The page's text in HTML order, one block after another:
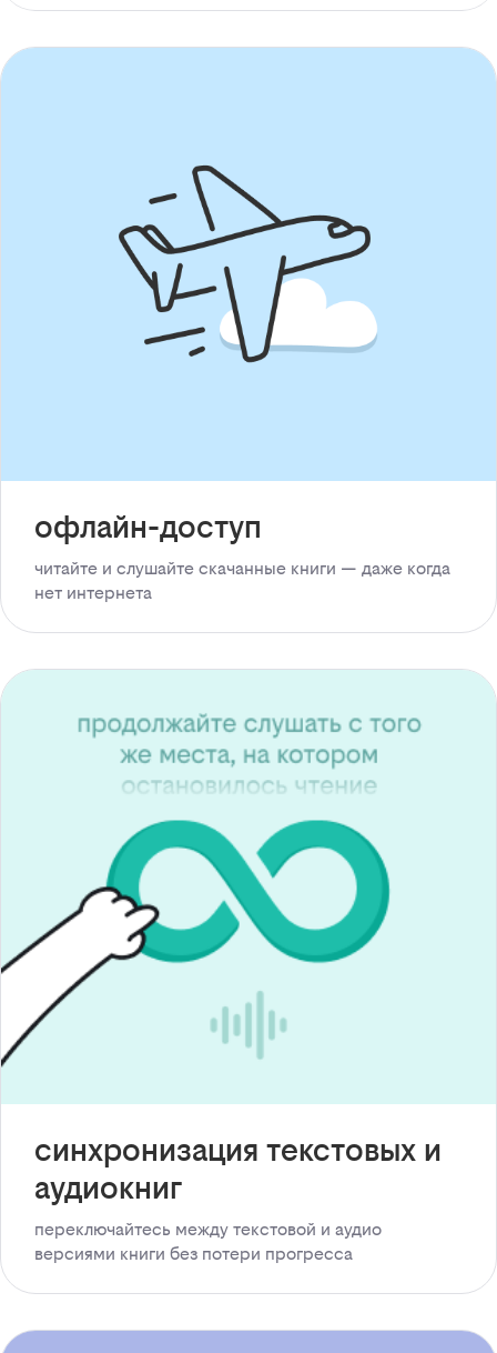
офлайн-доступ
читайте и слушайте скачанные книги — даже когда
нет интернета
синхронизация текстовых и
аудиокниг
переключайтесь между текстовой и аудио
версиями книги без потери прогресса